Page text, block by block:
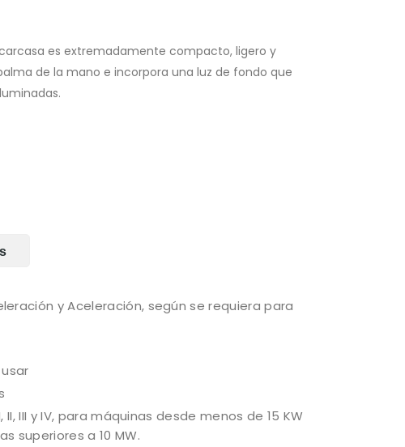
es extremadamente compacto, ligero y
de la mano e incorpora una luz de fondo que
y Aceleración, según se requiera para
III y IV, para máquinas desde menos de 15 KW
superiores a 10 MW.